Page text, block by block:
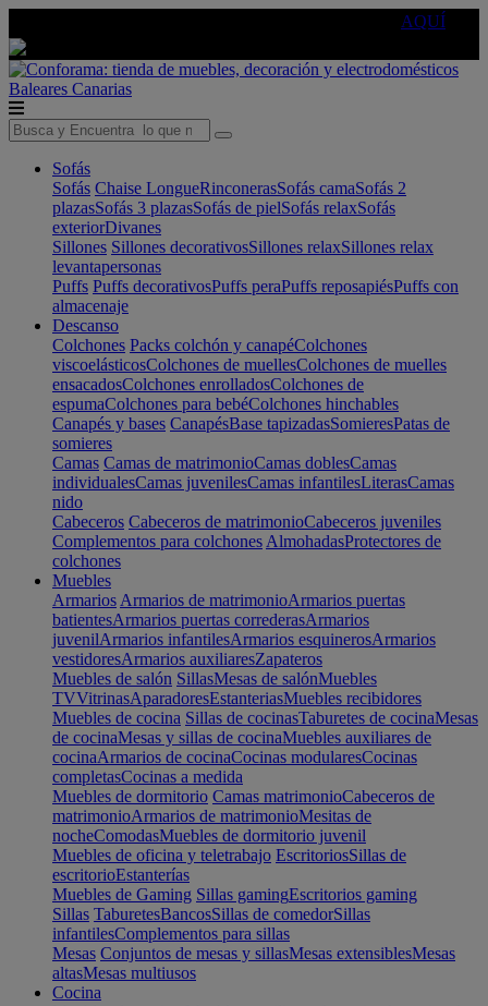
AQUÍ
Baleares Canarias
Sofás
Sofás Chaise LongueRinconerasSofás camaSofás 2
plazasSofás 3 plazasSofás de pielSofás relaxSofás
exteriorDivanes
Sillones Sillones decorativosSillones relaxSillones relax
levantapersonas
Puffs Puffs decorativosPuffs peraPuffs reposapiésPuffs con
almacenaje
Descanso
Colchones Packs colchón y canapéColchones
viscoelásticosColchones de muellesColchones de muelles
ensacadosColchones enrolladosColchones de
espumaColchones para bebéColchones hinchables
Canapés y bases CanapésBase tapizadasSomieresPatas de
somieres
Camas Camas de matrimonioCamas doblesCamas
individualesCamas juvenilesCamas infantilesLiterasCamas
nido
Cabeceros Cabeceros de matrimonioCabeceros juveniles
Complementos para colchones AlmohadasProtectores de
colchones
Muebles
Armarios Armarios de matrimonioArmarios puertas
batientesArmarios puertas correderasArmarios
juvenilArmarios infantilesArmarios esquinerosArmarios
vestidoresArmarios auxiliaresZapateros
Muebles de salón SillasMesas de salónMuebles
TVVitrinasAparadoresEstanteriasMuebles recibidores
Muebles de cocina Sillas de cocinasTaburetes de cocinaMesas
de cocinaMesas y sillas de cocinaMuebles auxiliares de
cocinaArmarios de cocinaCocinas modularesCocinas
completasCocinas a medida
Muebles de dormitorio Camas matrimonioCabeceros de
matrimonioArmarios de matrimonioMesitas de
nocheComodasMuebles de dormitorio juvenil
Muebles de oficina y teletrabajo EscritoriosSillas de
escritorioEstanterías
Muebles de Gaming Sillas gamingEscritorios gaming
Sillas TaburetesBancosSillas de comedorSillas
infantilesComplementos para sillas
Mesas Conjuntos de mesas y sillasMesas extensiblesMesas
altasMesas multiusos
Cocina